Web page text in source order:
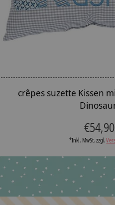
crêpes suzette Kissen
*Inkl. MwSt. zzgl.